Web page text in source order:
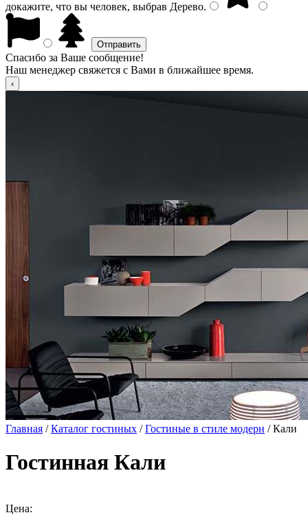
докажите, что вы человек, выбрав Дерево.
Спасибо за Ваше сообщение!
Наш менеджер свяжется с Вами в ближайшее время.
Главная /Каталог гостиных /Гостиные в стиле модерн / Кали
Гостинная Кали
Цена: